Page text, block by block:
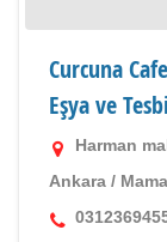
Curcuna
Eşya ve
Harman
Ankara /